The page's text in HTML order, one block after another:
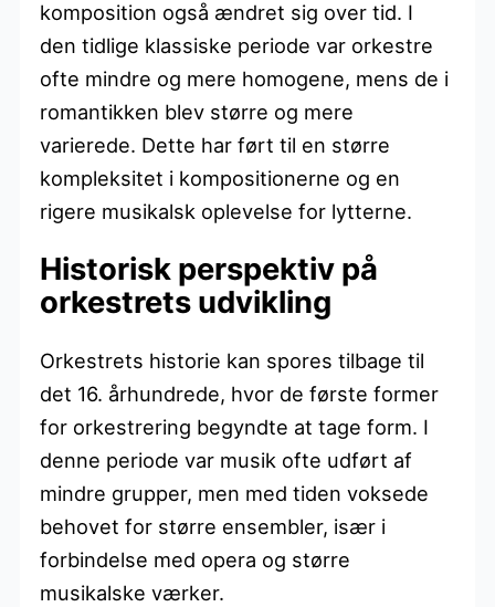
komposition også ændret sig over tid. I
den tidlige klassiske periode var orkestre
ofte mindre og mere homogene, mens de i
romantikken blev større og mere
varierede. Dette har ført til en større
kompleksitet i kompositionerne og en
rigere musikalsk oplevelse for lytterne.
Historisk perspektiv på
orkestrets udvikling
Orkestrets historie kan spores tilbage til
det 16. århundrede, hvor de første former
for orkestrering begyndte at tage form. I
denne periode var musik ofte udført af
mindre grupper, men med tiden voksede
behovet for større ensembler, især i
forbindelse med opera og større
musikalske værker.